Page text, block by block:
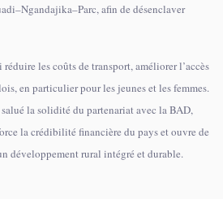
afin de désenclaver
les coûts de transport, améliorer l’accès
en particulier pour les jeunes et les femmes.
la solidité du partenariat avec la BAD,
la crédibilité financière du pays et ouvre de
développement rural intégré et durable.